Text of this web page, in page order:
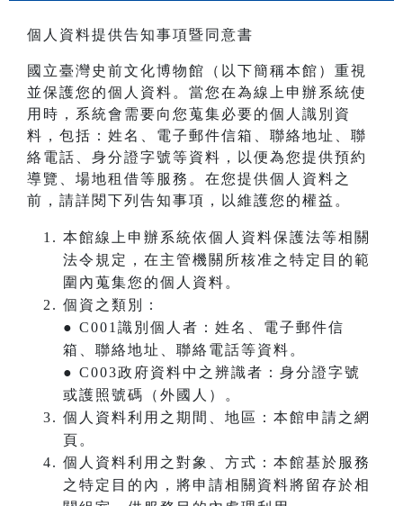
個人資料提供告知事項暨同意書
國立臺灣史前文化博物館（以下簡稱本館）重視
並保護您的個人資料。當您在為線上申辦系統使
用時，系統會需要向您蒐集必要的個人識別資
料，包括：姓名、電子郵件信箱、聯絡地址、聯
絡電話、身分證字號等資料，以便為您提供預約
導覽、場地租借等服務。在您提供個人資料之
前，請詳閱下列告知事項，以維護您的權益。
本館線上申辦系統依個人資料保護法等相關
法令規定，在主管機關所核准之特定目的範
圍內蒐集您的個人資料。
個資之類別：
● C001識別個人者：姓名、電子郵件信
箱、聯絡地址、聯絡電話等資料。
● C003政府資料中之辨識者：身分證字號
或護照號碼（外國人）。
個人資料利用之期間、地區：本館申請之網
頁。
個人資料利用之對象、方式：本館基於服務
之特定目的內，將申請相關資料將留存於相